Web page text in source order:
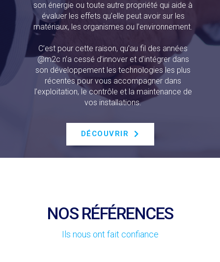
son énergie ou toute autre propriété qui aide à
évaluer les effets qu’elle peut avoir sur les
matériaux, les organismes ou l’environnement.
C’est pour cette raison, qu’au fil des années
@m2c n’a cessé d’innover et d'intégrer dans
son développement les technologies les plus
récentes pour vous accompagner dans
l’exploitation, le contrôle et la maintenance de
vos installations.
DÉCOUVRIR
NOS RÉFÉRENCES
Ils nous ont fait confiance